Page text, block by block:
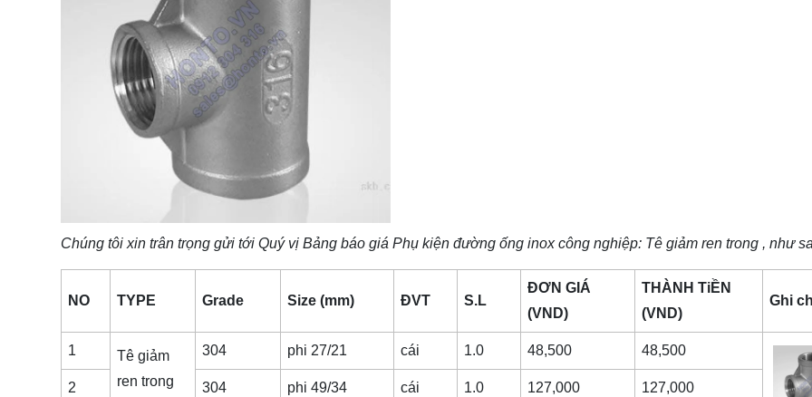
Chúng tôi xin trân trọng gửi tới Quý vị Bảng báo giá Phụ kiện đường ống inox công nghiệp: Tê giảm ren trong , như
NO TYPE Grade Size (mm) ĐVT S.L
ĐƠN GIÁ
(VND)
THÀNH TiỀN
(VND)
Ghi
1
Tê giảm
ren trong
304 phi 27/21 cái 1.0 48,500 48,500
2 304 phi 49/34 cái 1.0 127,000 127,000